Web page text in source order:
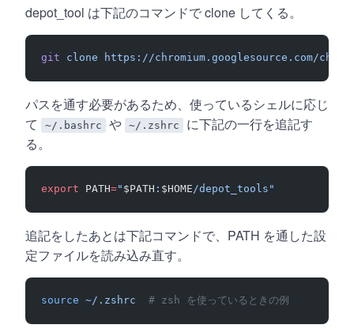
depot_tool は下記のコマンドで clone してくる。
git clone https://chromium.googlesource.com/
パスを通す必要があるため、使っているシェルに応じ
て
~/.bashrc や ~/.zshrc
に下記の一行を追記す
る。
export PATH=" $PATH : $HOME/depot_tools"
追記をしたあとは下記コマンドで、PATH を通した設
定ファイルを読み込み直す。
source ~/.zshrc
  # zsh を使っているときの例